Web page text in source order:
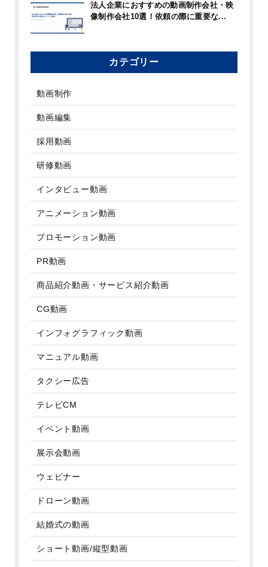
法人企業におすすめの動画制作会社・映
像制作会社10選！依頼の際に重要な...
カテゴリー
動画制作
動画編集
採用動画
研修動画
インタビュー動画
アニメーション動画
プロモーション動画
PR動画
商品紹介動画・サービス紹介動画
CG動画
インフォグラフィック動画
マニュアル動画
タクシー広告
テレビCM
イベント動画
展示会動画
ウェビナー
ドローン動画
結婚式の動画
ショート動画/縦型動画